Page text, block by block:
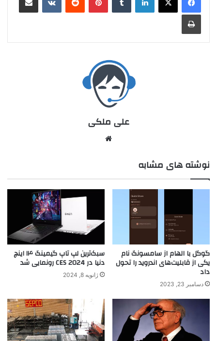
علی ملکی
نوشته های مشابه
گوگل با الهام از سامسونگ نام
یکی از قابلیت‌های اندروید را تحول
داد
دسامبر 23, 2023
سبک‌ترین لپ تاپ گیمینگ ۱۴ اینچ
دنیا در CES 2024 رونمایی شد
ژانویه 8, 2024